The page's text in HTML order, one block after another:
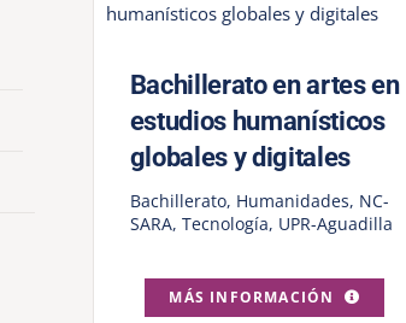
Bachillerato en artes en
estudios humanísticos
globales y digitales
Bachillerato, Humanidades, NC-
SARA, Tecnología, UPR-Aguadilla
MÁS INFORMACIÓN